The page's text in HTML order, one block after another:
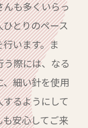
も多くいらっ
とりのペース
います。ま
際には、なる
細い針を使用
るようにして
安心してご来